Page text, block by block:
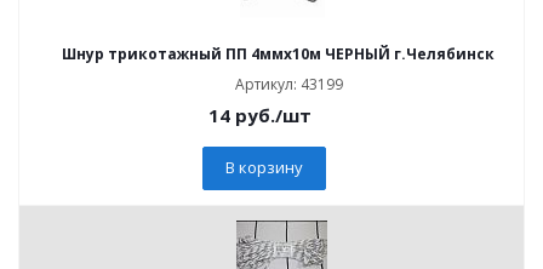
Шнур трикотажный ПП 4ммх10м ЧЕРНЫЙ г.Челябинск
Артикул: 43199
14руб./шт
В корзину